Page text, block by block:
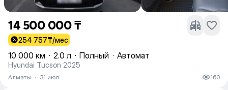
14 500 000 ₸
254 757₸/мес
10 000 км · 2.0 л · Полный · Автомат
Hyundai Tucson 2025
Алматы · 31 июл 160